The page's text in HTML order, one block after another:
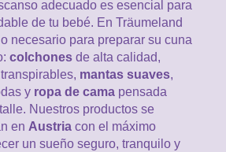
De Colchón
Recambio
Con Piernas
De Verano
Interior
Y Almohadas Infantiles
Bebé
Juego Para Bebés
Y MANTITA DE
adecuado es esencial para
de tu bebé. En Träumeland
necesario para preparar su cuna
colchones de alta calidad,
transpirables, mantas suaves,
y ropa de cama pensada
Nuestros productos se
en Austria con el máximo
un sueño seguro, tranquilo y